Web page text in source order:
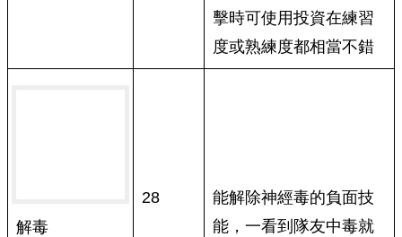
擊時可使用投資在練習
度或熟練度都相當不錯
解毒
28
能解除神經毒的負面技
能，一看到隊友中毒就